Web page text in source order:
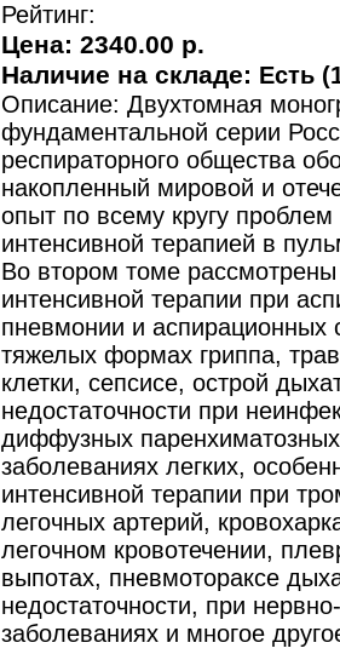
Рейтинг:
Цена: 2340.00 р.
Наличие на складе: Есть
Описание: Двухтомная
фундаментальной серии
респираторного общества
накопленный мировой и
опыт по всему кругу
интенсивной терапией в
Во втором томе
интенсивной терапии при
пневмонии и аспирационных
тяжелых формах гриппа,
клетки, сепсисе, острой
недостаточности при
диффузных паренхиматозных
заболеваниях легких,
интенсивной терапии при
легочных артерий,
легочном кровотечении,
выпотах, пневмотораксе
недостаточности, при
заболеваниях и многое